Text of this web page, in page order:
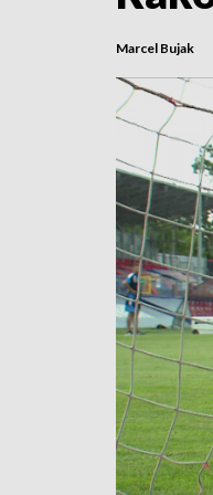
Marcel Bujak